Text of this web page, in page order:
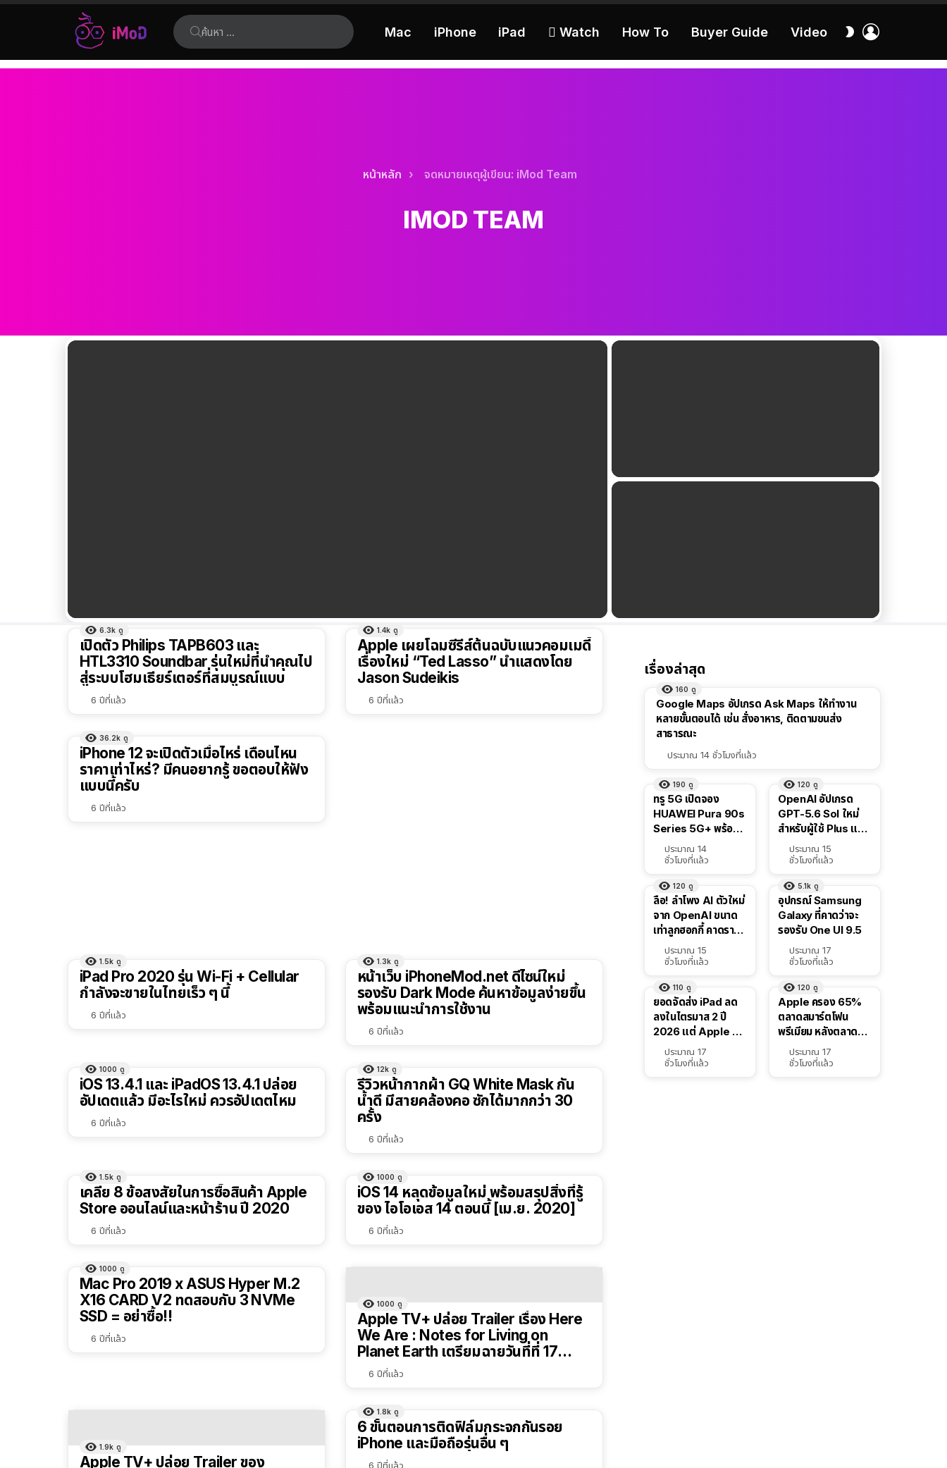
ค้นหา:
Mac iPhone iPad  Watch How To Buyer Guide Video
สลับ
หน้าหลัก จดหมายเหตุผู้เขียน: iMod Team
IMOD TEAM
เรื่อง
ผลลัพธ์
ทั้งหมด
เรียง
ตาม
เลือก
6.3k ดู
เปิดตัว Philips TAPB603 และ
HTL3310 Soundbar รุ่นใหม่ที่นำคุณไป
สู่ระบบโฮมเธียร์เตอร์ที่สมบูรณ์แบบ
6 ปีที่แล้ว
1.4k ดู
Apple เผยโฉมซีรีส์ต้นฉบับแนวคอมเมดี้
เรื่องใหม่ “Ted Lasso” นำแสดงโดย
Jason Sudeikis
6 ปีที่แล้ว
36.2k ดู
iPhone 12 จะเปิดตัวเมื่อไหร่ เดือนไหน
ราคาเท่าไหร่? มีคนอยากรู้ ขอตอบให้ฟัง
แบบนี้ครับ
6 ปีที่แล้ว
1.5k ดู
iPad Pro 2020 รุ่น Wi-Fi + Cellular
กำลังจะขายในไทยเร็ว ๆ นี้
6 ปีที่แล้ว
1.3k ดู
หน้าเว็บ iPhoneMod.net ดีไซน์ใหม่
รองรับ Dark Mode ค้นหาข้อมูลง่ายขึ้น
พร้อมแนะนำการใช้งาน
6 ปีที่แล้ว
1000 ดู
iOS 13.4.1 และ iPadOS 13.4.1 ปล่อย
อัปเดตแล้ว มีอะไรใหม่ ควรอัปเดตไหม
6 ปีที่แล้ว
12k ดู
รีวิวหน้ากากผ้า GQ White Mask กัน
น้ำดี มีสายคล้องคอ ซักได้มากกว่า 30
ครั้ง
6 ปีที่แล้ว
1.5k ดู
เคลีย 8 ข้อสงสัยในการซื้อสินค้า Apple
Store ออนไลน์และหน้าร้าน ปี 2020
6 ปีที่แล้ว
1000 ดู
iOS 14 หลุดข้อมูลใหม่ พร้อมสรุปสิ่งที่รู้
ของ ไอโอเอส 14 ตอนนี้ [เม.ย. 2020]
6 ปีที่แล้ว
1000 ดู
Mac Pro 2019 x ASUS Hyper M.2
X16 CARD V2 ทดสอบกับ 3 NVMe
SSD = อย่าซื้อ!!
6 ปีที่แล้ว
1000 ดู
Apple TV+ ปล่อย Trailer เรื่อง Here
We Are : Notes for Living on
Planet Earth เตรียมฉายวันที่ที่ 17
เมษายน 63
6 ปีที่แล้ว
1.9k ดู
Apple TV+ ปล่อย Trailer ของ
1.8k ดู
6 ขั้นตอนการติดฟิล์มกระจกกันรอย
iPhone และมือถือรุ่นอื่น ๆ
6 ปีที่แล้ว
เรื่องล่าสุด
160 ดู
Google Maps อัปเกรด Ask Maps ให้ทำงาน
หลายขั้นตอนได้ เช่น สั่งอาหาร, ติดตามขนส่ง
สาธารณะ
ประมาณ 14 ชั่วโมงที่แล้ว
190 ดู
ทรู 5G เปิดจอง
HUAWEI Pura 90s
Series 5G+ พร้อม
ส่วนลดสูงสุด 19,400
บาท
ประมาณ 14
ชั่วโมงที่แล้ว
120 ดู
OpenAI อัปเกรด
GPT-5.6 Sol ใหม่
สำหรับผู้ใช้ Plus และ
Pro และขยาย GPT-
5.6 Luna ให้ผู้ใช้ฟรี
ประมาณ 15
ชั่วโมงที่แล้ว
120 ดู
ลือ! ลำโพง AI ตัวใหม่
จาก OpenAI ขนาด
เท่าลูกฮอกกี้ คาดราคา
เริ่มราว 10,000 บาท
ประมาณ 15
ชั่วโมงที่แล้ว
5.1k ดู
อุปกรณ์ Samsung
Galaxy ที่คาดว่าจะ
รองรับ One UI 9.5
ประมาณ 17
ชั่วโมงที่แล้ว
110 ดู
ยอดจัดส่ง iPad ลด
ลงในไตรมาส 2 ปี
2026 แต่ Apple ยัง
ครองผู้นำตลาด
แท็บเล็ต
ประมาณ 17
ชั่วโมงที่แล้ว
120 ดู
Apple ครอง 65%
ตลาดสมาร์ตโฟน
พรีเมียม หลังตลาดทำ
สถิติสูงสุดใหม่
ประมาณ 17
ชั่วโมงที่แล้ว